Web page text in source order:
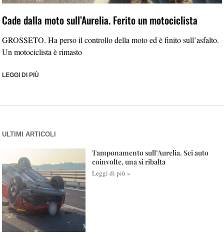
Cade dalla moto sull’Aurelia. Ferito un motociclista
GROSSETO. Ha perso il controllo della moto ed è finito sull’asfalto.
Un motociclista è rimasto
LEGGI DI PIÙ
ULTIMI ARTICOLI
Tamponamento sull’Aurelia. Sei auto
coinvolte, una si ribalta
Leggi di più »